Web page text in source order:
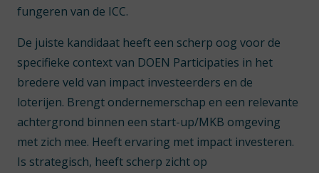
fungeren van de ICC.
De juiste kandidaat heeft een scherp oog voor de
specifieke context van DOEN Participaties in het
bredere veld van impact investeerders en de
loterijen. Brengt ondernemerschap en een relevante
achtergrond binnen een start-up/MKB omgeving
met zich mee. Heeft ervaring met impact investeren.
Is strategisch, heeft scherp zicht op